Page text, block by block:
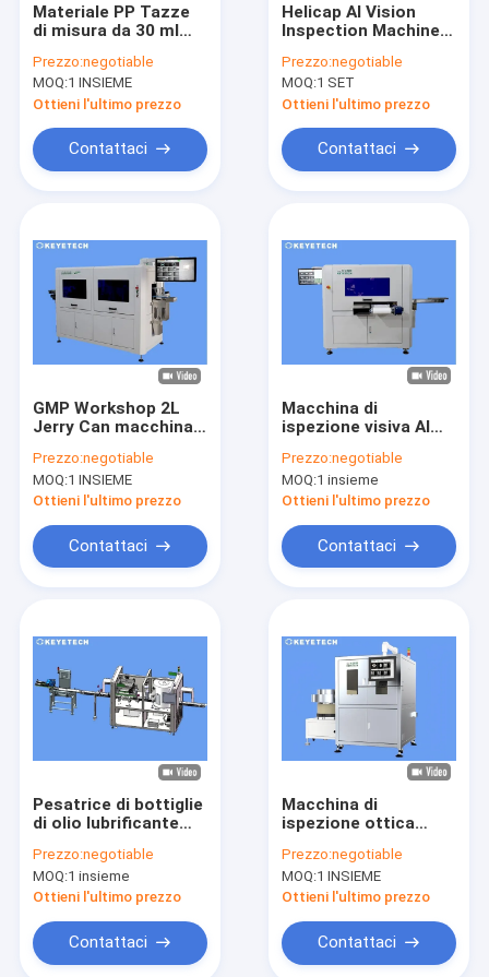
Prodotti
Circa noi
Notizie
Richieda una citazione
Materiale PP Tazze
di misura da 30 ml
ispezione visiva AI
Prezzo:negotiable
MOQ:1 INSIEME
Ottieni l'ultimo prezzo
Contattaci
Helicap AI Vision
Inspection Machine
alimentazione per la
manipolazione del
cappuccio
Prezzo:negotiable
MOQ:1 SET
Ottieni l'ultimo prezzo
Contattaci
GMP Workshop 2L
Jerry Can macchina
automatica visiva
Prezzo:negotiable
MOQ:1 INSIEME
Ottieni l'ultimo prezzo
Contattaci
Macchina di
ispezione visiva AI
stampati a
compressione
Prezzo:negotiable
MOQ:1 insieme
Ottieni l'ultimo prezzo
Contattaci
Pesatrice di bottiglie
di olio lubrificante
ispezione visiva AI
Prezzo:negotiable
MOQ:1 insieme
Ottieni l'ultimo prezzo
Contattaci
Macchina di
ispezione ottica
dell'anello di gomma
con supporto HMI
Prezzo:negotiable
MOQ:1 INSIEME
Ottieni l'ultimo prezzo
Contattaci